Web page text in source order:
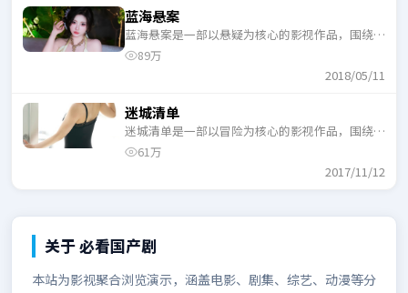
蓝海悬案
蓝海悬案是一部以悬疑为核心的影视作品，围绕危
机、反转与人物成长展开，整体节奏紧凑，适合一
89万
2018/05/11
迷城清单
迷城清单是一部以冒险为核心的影视作品，围绕危
机、反转与人物成长展开，整体节奏紧凑，适合一
61万
2017/11/12
关于必看国产剧
本站为影视聚合浏览演示，涵盖电影、剧集、综艺、动漫等分